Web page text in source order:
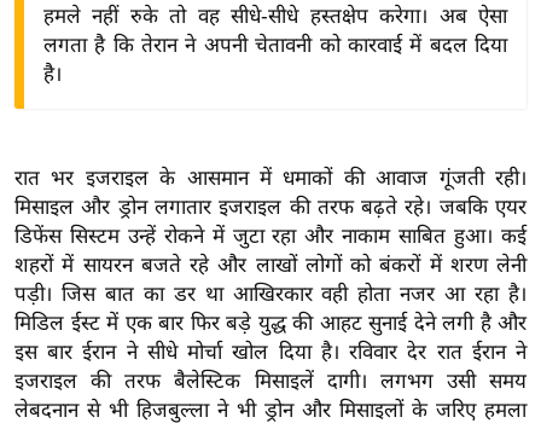
शे
ष
ज्ञ
रा
य
ब
ज
ट
हमले नहीं रुके तो वह सीधे-सीधे हस्तक्षेप करेगा। अब ऐसा
लगता है कि तेरान ने अपनी चेतावनी को कारवाई में बदल दिया
है।
रात भर इजराइल के आसमान में धमाकों की आवाज गूंजती रही।
मिसाइल और ड्रोन लगातार इजराइल की तरफ बढ़ते रहे। जबकि एयर
डिफेंस सिस्टम उन्हें रोकने में जुटा रहा और नाकाम साबित हुआ। कई
शहरों में सायरन बजते रहे और लाखों लोगों को बंकरों में शरण लेनी
पड़ी। जिस बात का डर था आखिरकार वही होता नजर आ रहा है।
मिडिल ईस्ट में एक बार फिर बड़े युद्ध की आहट सुनाई देने लगी है और
इस बार ईरान ने सीधे मोर्चा खोल दिया है। रविवार देर रात ईरान ने
इजराइल की तरफ बैलेस्टिक मिसाइलें दागी। लगभग उसी समय
लेबदनान से भी हिजबुल्ला ने भी ड्रोन और मिसाइलों के जरिए हमला